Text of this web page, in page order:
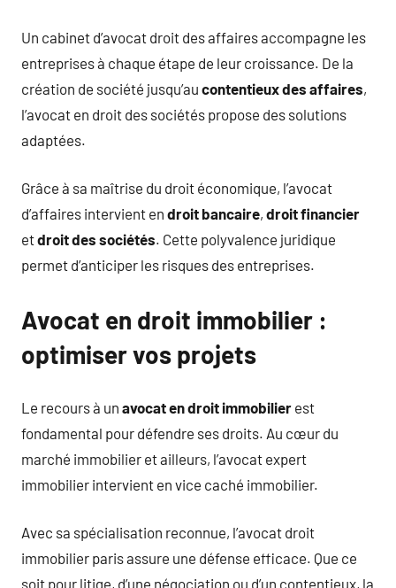
Un cabinet d’avocat droit des affaires accompagne les
entreprises à chaque étape de leur croissance. De la
création de société jusqu’au contentieux des affaires,
l’avocat en droit des sociétés propose des solutions
adaptées.
Grâce à sa maîtrise du droit économique, l’avocat
d’affaires intervient en droit bancaire, droit financier
etdroit des sociétés. Cette polyvalence juridique
permet d’anticiper les risques des entreprises.
Avocat en droit immobilier :
optimiser vos projets
Le recours à un avocat en droit immobilier est
fondamental pour défendre ses droits. Au cœur du
marché immobilier et ailleurs, l’avocat expert
immobilier intervient en vice caché immobilier.
Avec sa spécialisation reconnue, l’avocat droit
immobilier paris assure une défense efficace. Que ce
soit pour litige, d’une négociation ou d’un contentieux, la